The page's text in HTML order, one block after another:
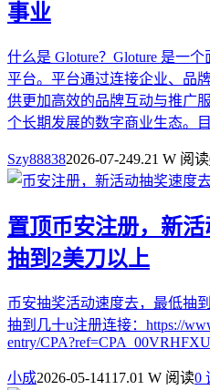
事业
什么是 Gloture？Gloture 是一
平台。平台通过连接企业、品
供更加高效的品牌互动与推广
个长期发展的数字商业生态。
Szy888382026-07-249.21 W 阅读
置顶币安注册，新
抽到2美刀以上
币安抽奖活动速度去，最低抽
抽到几十u注册连接：https://
entry/
小成2026-05-14117.01 W 阅读0